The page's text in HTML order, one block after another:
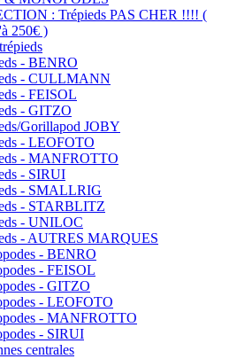
: Trépieds PAS CHER !!!! (
250€ )
- BENRO
- CULLMANN
- FEISOL
- GITZO
Gorillapod JOBY
- LEOFOTO
- MANFROTTO
- SIRUI
- SMALLRIG
- STARBLITZ
- UNILOC
- AUTRES MARQUES
- BENRO
- FEISOL
- GITZO
- LEOFOTO
- MANFROTTO
- SIRUI
centrales